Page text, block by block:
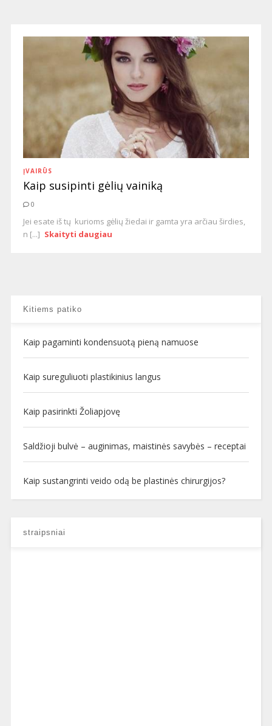
ĮVAIRŪS
Kaip susipinti gėlių vainiką
0
Jei esate iš tų kurioms gėlių žiedai ir gamta yra arčiau širdies,
n [...] Skaityti daugiau
Kitiems patiko
Kaip pagaminti kondensuotą pieną namuose
Kaip sureguliuoti plastikinius langus
Kaip pasirinkti Žoliapjovę
Saldžioji bulvė – auginimas, maistinės savybės – receptai
Kaip sustangrinti veido odą be plastinės chirurgijos?
straipsniai